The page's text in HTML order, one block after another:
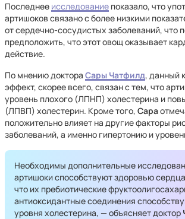
Последнее исследование показало, что
артишоков связано с более низкими
от сердечно-сосудистых заболеваний, что
предположить, что этот овощ оказывает
действие.
По мнению доктора Сары Чатфилд, данный
эффект, скорее всего, связан с тем, что
уровень плохого (ЛПНП) холестерина и
(ЛПВП) холестерин. Кроме того, Сара
положительно влияет на другие факторы
заболеваний, а именно гипертонию и
Необходимы дополнительные
артишоки способствуют здоровью
что их пребиотические
антиоксидантные соединения
уровня холестерина, — объясняет доктор